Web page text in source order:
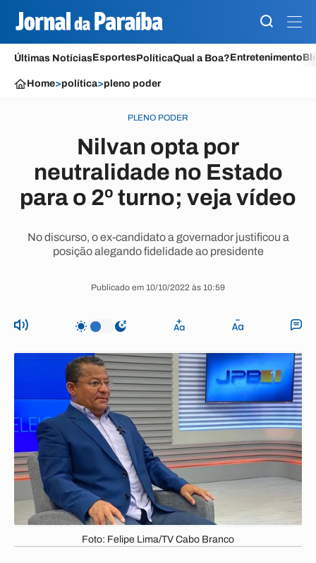
Últimas NotíciasEsportesPolíticaQual a Boa?Entretenimento
Home>política>pleno poder
PLENO PODER
Nilvan opta por
neutralidade no Estado
para o 2º turno; veja vídeo
No discurso, o ex-candidato a governador justificou a
posição alegando fidelidade ao presidente
Publicado em 10/10/2022 às 10:59
Foto: Felipe Lima/TV Cabo Branco